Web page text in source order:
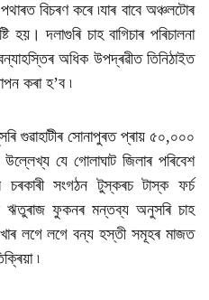
বিচৰণ কৰে ৷যাৰ বাবে অঞ্চলটোৰ
হয়। দলাগুৰি চাহ বাগিচাৰ পৰিচালনা
অধিক উপদ্ৰৱীত তিনিঠাইত
কৰা হ’ব ৷
গুৱাহাটীৰ সোনাপুৰত প্ৰায় ৫০,০০০
যে গোলাঘাট জিলাৰ পৰিবেশ
সংগঠন টুস্কৰচ টাস্ক ফৰ্চ
ফুকনৰ মন্তব্য অনুসৰি চাহ
লগে লগে বন্য হস্তী সমূহৰ মাজত
৷